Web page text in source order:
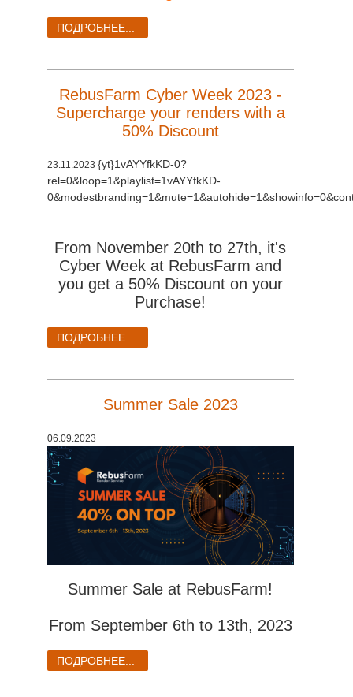
ПОДРОБНЕЕ...
RebusFarm Cyber Week 2023 -
Supercharge your renders with a
50% Discount
23.11.2023 {yt}1vAYYfkKD-0?
rel=0&loop=1&playlist=1vAYYfkKD-
From November 20th to 27th, it's
Cyber Week at RebusFarm and
you get a 50% Discount on your
Purchase!
ПОДРОБНЕЕ...
Summer Sale 2023
06.09.2023
Summer Sale at RebusFarm!
From September 6th to 13th, 2023
ПОДРОБНЕЕ...